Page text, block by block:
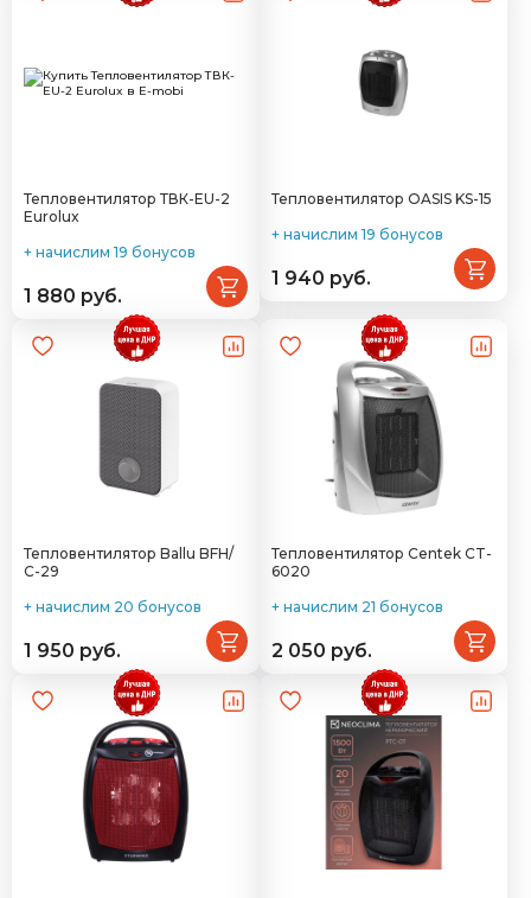
Тепловентилятор ТВК-EU-2
Eurolux
+ начислим 19 бонусов
1 880 руб.
Тепловентилятор OASIS KS-15
+ начислим 19 бонусов
1 940 руб.
Тепловентилятор Ballu BFH/
С-29
+ начислим 20 бонусов
1 950 руб.
Тепловентилятор Centek CT-
6020
+ начислим 21 бонусов
2 050 руб.